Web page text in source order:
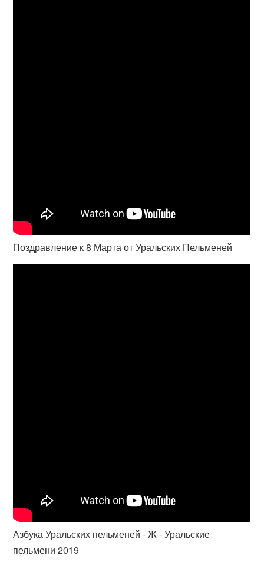
Поздравление к 8 Марта от Уральских Пельменей
Азбука Уральских пельменей - Ж - Уральские
пельмени 2019